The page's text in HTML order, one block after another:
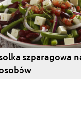
szparagowa